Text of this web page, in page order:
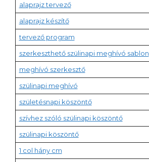
alaprajz tervező
alaprajz készítő
tervező program
szerkeszthető szülinapi meghívó sablon
meghívó szerkesztő
szülinapi meghívó
születésnapi köszöntő
szívhez szóló szülinapi köszöntő
szülinapi köszöntő
1 col hány cm